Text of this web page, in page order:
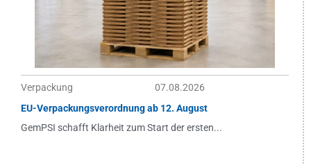
Verpackung
07.08.2026
EU-Verpackungsverordnung ab 12. August
GemPSI schafft Klarheit zum Start der ersten...